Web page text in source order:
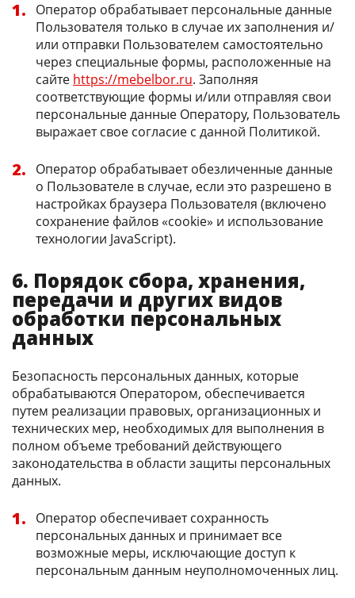
Оператор обрабатывает персональные данные
Пользователя только в случае их заполнения и/
или отправки Пользователем самостоятельно
через специальные формы, расположенные на
сайте https://mebelbor.ru. Заполняя
соответствующие формы и/или отправляя свои
персональные данные Оператору, Пользователь
выражает свое согласие с данной Политикой.
Оператор обрабатывает обезличенные данные
о Пользователе в случае, если это разрешено в
настройках браузера Пользователя (включено
сохранение файлов «cookie» и использование
технологии JavaScript).
6. Порядок сбора, хранения,
передачи и других видов
обработки персональных
данных
Безопасность персональных данных, которые
обрабатываются Оператором, обеспечивается
путем реализации правовых, организационных и
технических мер, необходимых для выполнения в
полном объеме требований действующего
законодательства в области защиты персональных
данных.
Оператор обеспечивает сохранность
персональных данных и принимает все
возможные меры, исключающие доступ к
персональным данным неуполномоченных лиц.